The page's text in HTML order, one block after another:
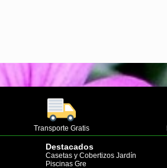
Transporte Gratis
Destacados
Casetas y Cobertizos Jardín
Piscinas Gre